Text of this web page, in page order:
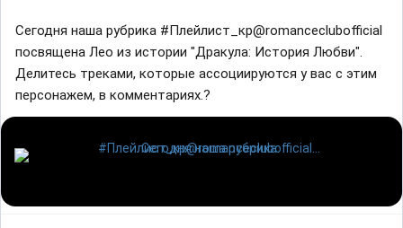
Сегодня наша рубрика #Плейлист_кр@romanceclubofficial
посвящена Лео из истории "Дракула: История Любви".
Делитесь треками, которые ассоциируются у вас с этим
персонажем, в комментариях.?